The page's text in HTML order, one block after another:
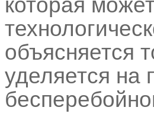
которая
объясняется
уделяется на